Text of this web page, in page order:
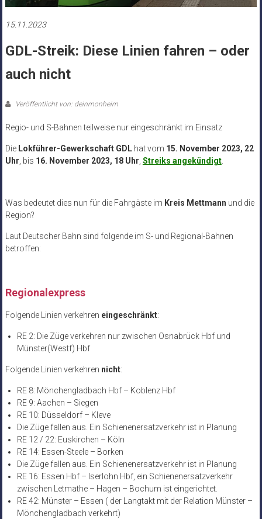
15.11.2023
GDL-Streik: Diese Linien fahren – oder
auch nicht
Veröffentlicht von: deinmonheim
Regio- und S-Bahnen teilweise nur eingeschränkt im Einsatz
Die Lokführer-Gewerkschaft GDLhat vom 15. November 2023, 22
Uhr, bis 16. November 2023, 18 Uhr, Streiks angekündigt.
Was bedeutet dies nun für die Fahrgäste im Kreis Mettmann und die
Region?
Laut Deutscher Bahn sind folgende im S- und Regional-Bahnen
betroffen:
Regionalexpress
Folgende Linien verkehren eingeschränkt:
RE 2: Die Züge verkehren nur zwischen Osnabrück Hbf und
Münster(Westf) Hbf
Folgende Linien verkehren nicht:
RE 8: Mönchengladbach Hbf – Koblenz Hbf
RE 9: Aachen – Siegen
RE 10: Düsseldorf – Kleve
Die Züge fallen aus. Ein Schienenersatzverkehr ist in Planung
RE 12 / 22: Euskirchen – Köln
RE 14: Essen-Steele – Borken
Die Züge fallen aus. Ein Schienenersatzverkehr ist in Planung
RE 16: Essen Hbf – Iserlohn Hbf, ein Schienenersatzverkehr
zwischen Letmathe – Hagen – Bochum ist eingerichtet.
RE 42: Münster – Essen ( der Langtakt mit der Relation Münster –
Mönchengladbach verkehrt)